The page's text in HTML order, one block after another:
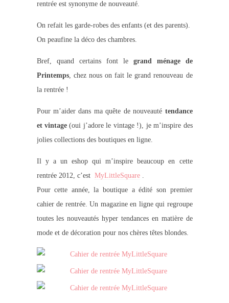
rentrée est synonyme de nouveauté.
On refait les garde-robes des enfants (et des parents)
On peaufine la déco des chambres.
Bref, quand certains font le grand ménage de
Printemps, chez nous on fait le grand renouveau de
la rentrée !
Pour m’aider dans ma quête de nouveauté tendance
et vintage (oui j’adore le vintage !) , je m’inspire des
jolies collections des boutiques en ligne.
Il y a un eshop qui m’inspire beaucoup en cette
rentrée 2012, c’est MyLittleSquare.
Pour cette année, la boutique a édité son premier
cahier de rentrée. Un magazine en ligne qui regroupe
toutes les nouveautés hyper tendances en matière de
mode et de décoration pour nos chères têtes blondes.